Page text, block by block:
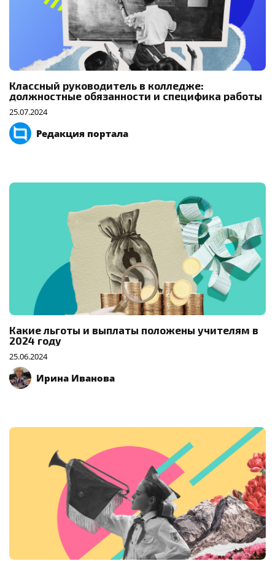
Классный руководитель в колледже:
должностные обязанности и специфика работы
25.07.2024
Редакция портала
Какие льготы и выплаты положены учителям в
2024 году
25.06.2024
Ирина Иванова